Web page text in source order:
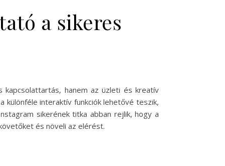
a sikeres
kapcsolattartás, hanem az üzleti és kreatív
interaktív funkciók lehetővé teszik,
sikerének titka abban rejlik, hogy a
és növeli az elérést.